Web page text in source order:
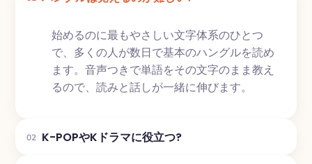
始めるのに最もやさしい文字体系のひとつ
で、多くの人が数日で基本のハングルを読め
ます。音声つきで単語をその文字のまま教え
るので、読みと話しが一緒に伸びます。
02 K-POPやKドラマに役立つ?